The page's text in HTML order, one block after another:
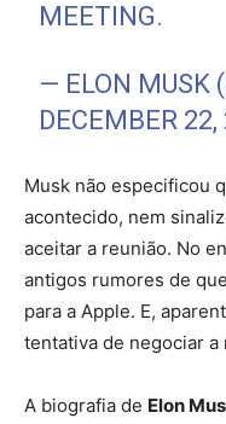
MEETING.
— ELON MUSK
DECEMBER
Musk não especificou
acontecido, nem
aceitar a reunião. No
antigos rumores de
para a Apple. E,
tentativa de negociar a
A biografia de Elon